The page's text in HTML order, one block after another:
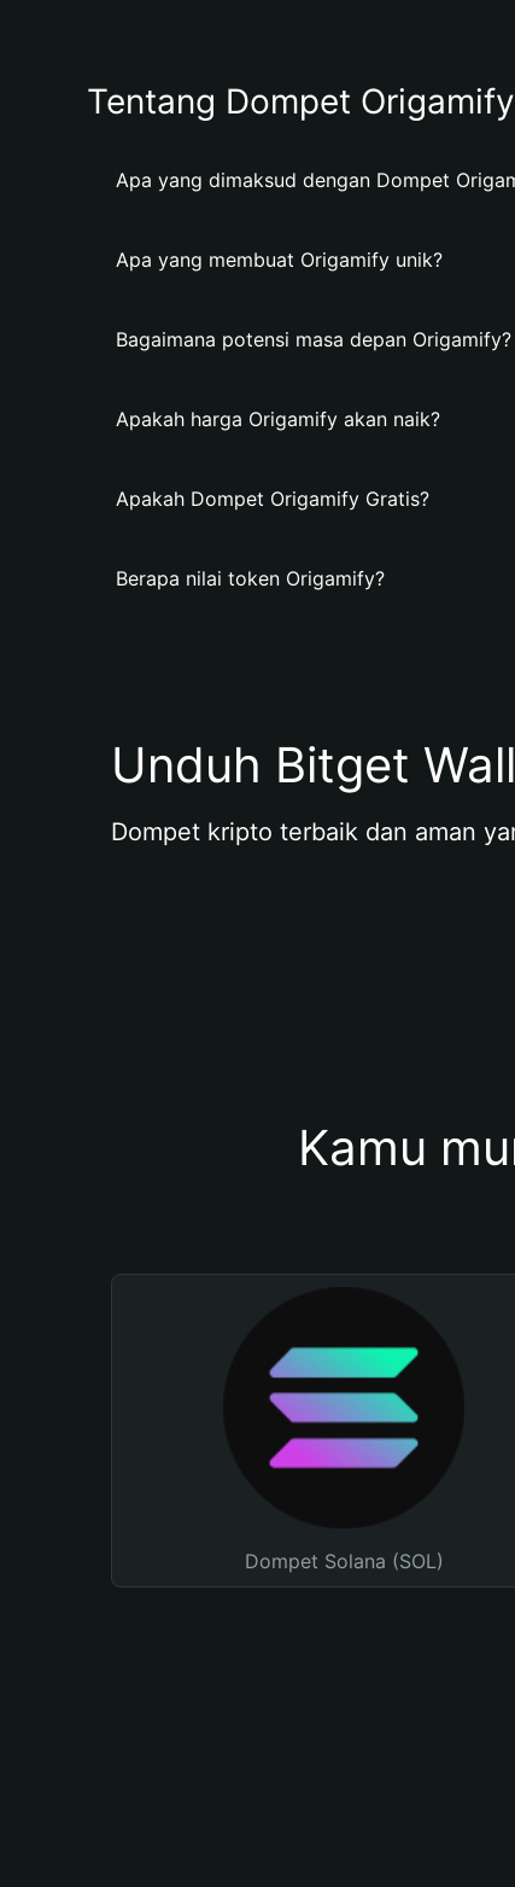
Tentang Dompet Origamify
Apa yang dimaksud dengan Dompet
Apa yang membuat Origamify unik?
Bagaimana potensi masa depan Origamify?
Apakah harga Origamify akan naik?
Apakah Dompet Origamify Gratis?
Berapa nilai token Origamify?
Unduh Bitget
Dompet kripto terbaik dan aman
Kamu
Dompet Solana (SOL)